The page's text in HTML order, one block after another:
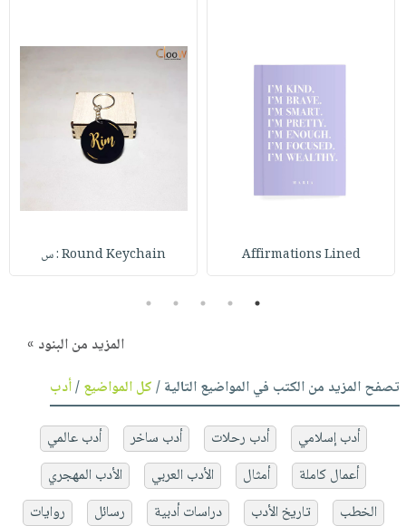
Affirmations Lined Round Keychain : س
1
2
3
4
5
المزيد من البنود »
تصفح المزيد من الكتب في المواضيع التالية /كل المواضيع/أدب
أدب إسلامي أدب رحلات أدب ساخر
أدب عالمي
أعمال كاملة
أمثال الأدب العربي
الأدب المهجري
الخطب
تاريخ الأدب دراسات أدبية رسائل
روايات